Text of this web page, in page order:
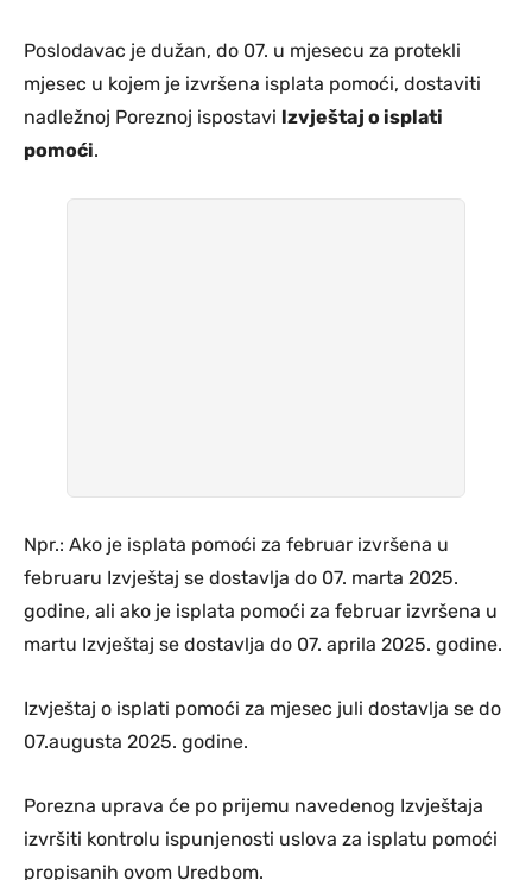
Poslodavac je dužan, do 07. u mjesecu za protekli
mjesec u kojem je izvršena isplata pomoći, dostaviti
nadležnoj Poreznoj ispostavi lzvještaj o isplati
pomoći.
Npr.: Ako je isplata pomoći za februar izvršena u
februaru Izvještaj se dostavlja do 07. marta 2025.
godine, ali ako je isplata pomoći za februar izvršena u
martu Izvještaj se dostavlja do 07. aprila 2025. godine.
Izvještaj o isplati pomoći za mjesec juli dostavlja se do
07.augusta 2025. godine.
Porezna uprava će po prijemu navedenog Izvještaja
izvršiti kontrolu ispunjenosti uslova za isplatu pomoći
propisanih ovom Uredbom.